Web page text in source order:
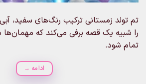
تم تولد زمستانی ترکیب رنگ‌های سفید،
را شبیه یک قصه برفی می‌کند که مهمان‌ها
تمام شود.
ادامه →